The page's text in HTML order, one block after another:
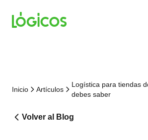
Inicio Artículos
Logística para tiendas
debes saber
Volver al Blog